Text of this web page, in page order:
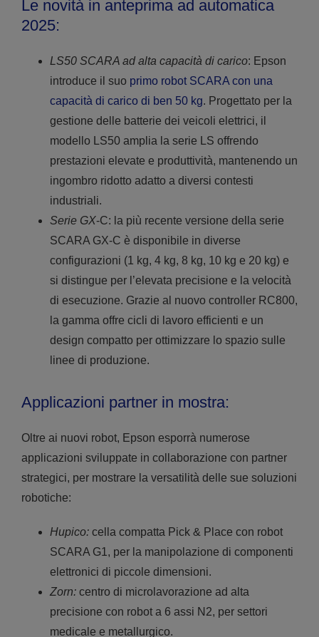
Le novità in anteprima ad automatica
2025:
LS50 SCARA ad alta capacità di carico: Epson
introduce il suo primo robot SCARA con una
capacità di carico di ben 50 kg. Progettato per la
gestione delle batterie dei veicoli elettrici, il
modello LS50 amplia la serie LS offrendo
prestazioni elevate e produttività, mantenendo un
ingombro ridotto adatto a diversi contesti
industriali.
Serie GX-C: la più recente versione della serie
SCARA GX-C è disponibile in diverse
configurazioni (1 kg, 4 kg, 8 kg, 10 kg e 20 kg) e
si distingue per l’elevata precisione e la velocità
di esecuzione. Grazie al nuovo controller RC800,
la gamma offre cicli di lavoro efficienti e un
design compatto per ottimizzare lo spazio sulle
linee di produzione.
Applicazioni partner in mostra:
Oltre ai nuovi robot, Epson esporrà numerose
applicazioni sviluppate in collaborazione con partner
strategici, per mostrare la versatilità delle sue soluzioni
robotiche:
Hupico: cella compatta Pick & Place con robot
SCARA G1, per la manipolazione di componenti
elettronici di piccole dimensioni.
Zorn: centro di microlavorazione ad alta
precisione con robot a 6 assi N2, per settori
medicale e metallurgico.